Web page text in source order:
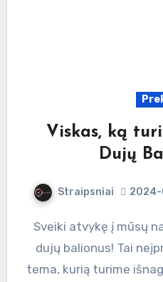
Viskas, ką
Dujų
Straipsniai
Sveiki atvykę į mūsų naujausią straipsnį apie
dujų balionus! Tai
tema, kurią turime